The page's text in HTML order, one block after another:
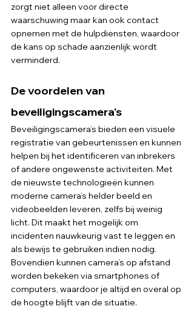
zorgt niet alleen voor directe
waarschuwing maar kan ook contact
opnemen met de hulpdiensten, waardoor
de kans op schade aanzienlijk wordt
verminderd.
De voordelen van
beveiligingscamera's
Beveiligingscamera’s bieden een visuele
registratie van gebeurtenissen en kunnen
helpen bij het identificeren van inbrekers
of andere ongewenste activiteiten. Met
de nieuwste technologieën kunnen
moderne camera’s helder beeld en
videobeelden leveren, zelfs bij weinig
licht. Dit maakt het mogelijk om
incidenten nauwkeurig vast te leggen en
als bewijs te gebruiken indien nodig.
Bovendien kunnen camera’s op afstand
worden bekeken via smartphones of
computers, waardoor je altijd en overal op
de hoogte blijft van de situatie.